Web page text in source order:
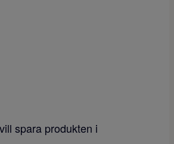
spara produkten i